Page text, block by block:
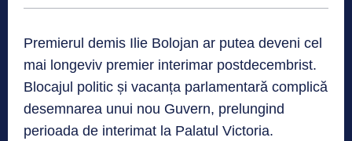
Premierul demis Ilie Bolojan ar putea deveni cel
mai longeviv premier interimar postdecembrist.
Blocajul politic și vacanța parlamentară complică
desemnarea unui nou Guvern, prelungind
perioada de interimat la Palatul Victoria.